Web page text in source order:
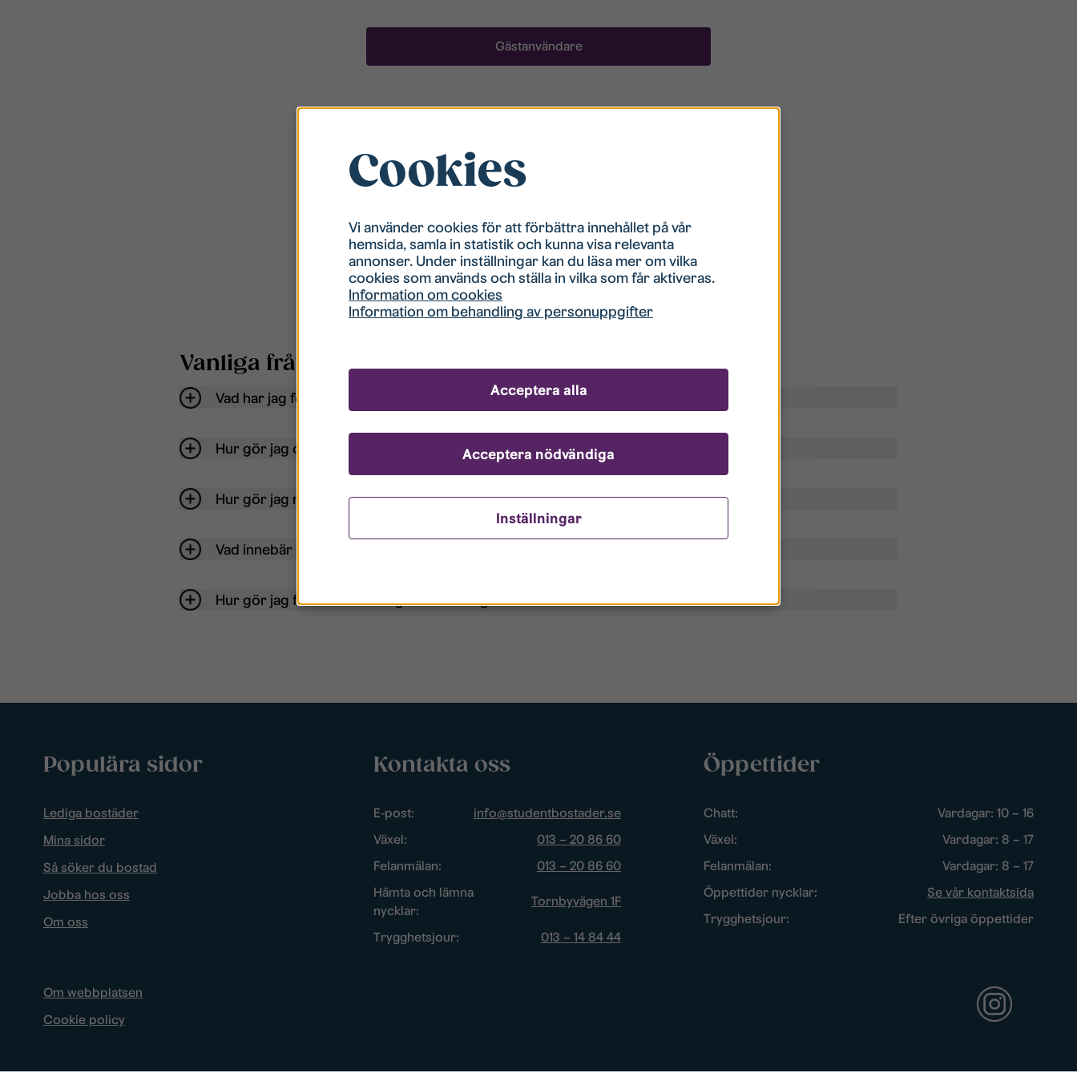
Gästanvändare
För att ha möjlighet att söka boende måste du vara
snabbt!
Registrera ett konto
Vanliga frågor och svar
Vad har jag för användarnamn?
Hur gör jag om mitt konto är låst?
Hur gör jag när jag glömt mitt lösenord?
Vad innebär Gästkonto/Gästanvändare?
Hur gör jag för att bli borttagen ur era register?
Populära sidor
Lediga bostäder
Mina sidor
Så söker du bostad
Jobba hos oss
Om oss
Kontakta oss
E-post:
info@studentbostader.se
Växel:
013 – 20 86 60
Felanmälan:
013 – 20 86 60
Hämta och lämna
nycklar:
Tornbyvägen 1F
Trygghetsjour: 013 – 14 84 44
Öppettider
Chatt:
Vardagar: 10 – 16
Växel:
Vardagar: 8 – 17
Felanmälan:
Vardagar: 8 – 17
Öppettider nycklar:
Se vår kontaktsida
Trygghetsjour:
Efter övriga öppettider
Om webbplatsen
Cookie policy
Cookies
Vi använder cookies för att förbättra innehållet på vår
hemsida, samla in statistik och kunna visa relevanta
annonser. Under inställningar kan du läsa mer om vilka
cookies som används och ställa in vilka som får aktiveras.
Information om cookies
Information om behandling av personuppgifter
Inställningar
Acceptera nödvändiga
Acceptera alla